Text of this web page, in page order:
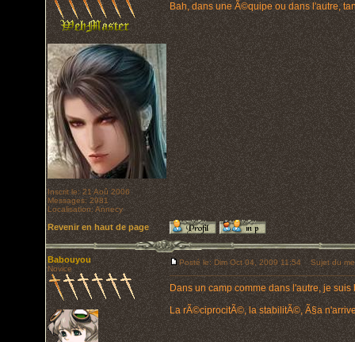
Inscrit le: 21 Aoû 2006
Messages: 2981
Localisation: Annecy
Bah, dans une Ã©quipe ou dans l'autre,
Revenir en haut de page
Babouyou
Novice
Posté le: Dim Oct 04, 2009 11:54 Sujet du
Dans un camp comme dans l'autre, je
La rÃ©ciprocitÃ©, la stabilitÃ©, Ã§a